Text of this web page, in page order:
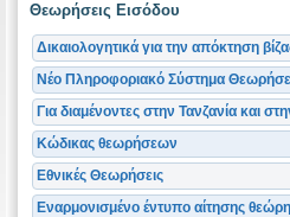
Θεωρήσεις Εισόδου
Δικαιολογητικά για την απόκτηση
Νέο Πληροφοριακό Σύστημα
Για διαμένοντες στην Τανζανία και
Κώδικας θεωρήσεων
Εθνικές Θεωρήσεις
Εναρμονισμένο έντυπο αίτησης